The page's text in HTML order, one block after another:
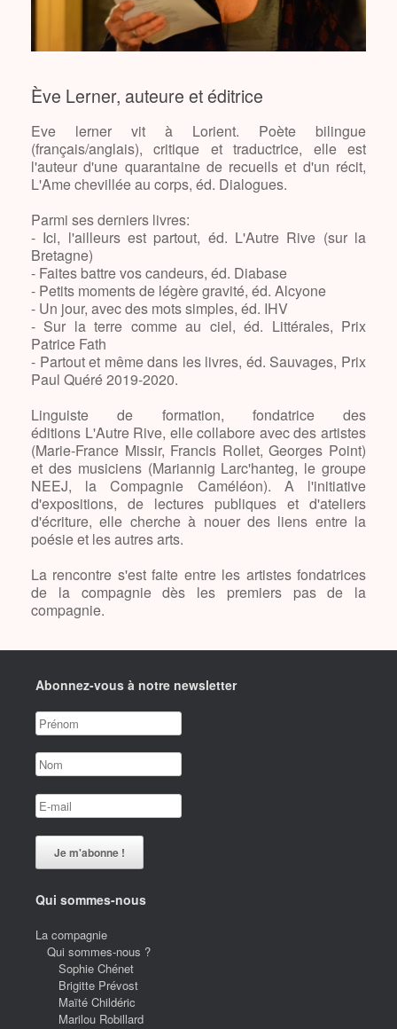
Ève Lerner, auteure et éditrice
Eve lerner vit à Lorient. Poète bilingue
(français/anglais), critique et traductrice, elle est
l'auteur d'une quarantaine de recueils et d'un récit,
L'Ame chevillée au corps, éd. Dialogues.
Parmi ses derniers livres:
- Ici, l'ailleurs est partout, éd. L'Autre Rive (sur la
Bretagne)
- Faites battre vos candeurs, éd. Diabase
- Petits moments de légère gravité, éd. Alcyone
- Un jour, avec des mots simples, éd. IHV
- Sur la terre comme au ciel, éd. Littérales, Prix
Patrice Fath
- Partout et même dans les livres, éd. Sauvages, Prix
Paul Quéré 2019-2020.
Linguiste de formation, fondatrice des
éditions L'Autre Rive, elle collabore avec des artistes
(Marie-France Missir, Francis Rollet, Georges Point)
et des musiciens (Mariannig Larc'hanteg, le groupe
NEEJ, la Compagnie Caméléon). A l'initiative
d'expositions, de lectures publiques et d'ateliers
d'écriture, elle cherche à nouer des liens entre la
poésie et les autres arts.
La rencontre s'est faite entre les artistes fondatrices
de la compagnie dès les premiers pas de la
compagnie.
Abonnez-vous à notre newsletter
Qui sommes-nous
La compagnie
Qui sommes-nous ?
Sophie Chénet
Brigitte Prévost
Maïté Childéric
Marilou Robillard